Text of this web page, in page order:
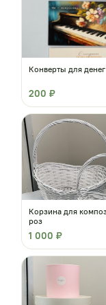
Конверты для денег
200 ₽
Корзина для
роз
1 000 ₽